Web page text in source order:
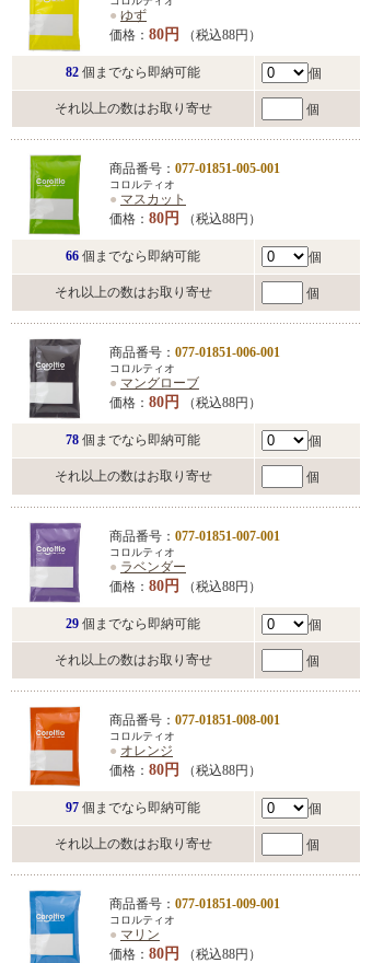
● ゆず
価格： 80円 （税込88円）
82 個までなら即納可能 個
それ以上の数はお取り寄せ 個
商品番号： 077-01851-005-001
コロルティオ
● マスカット
価格： 80円 （税込88円）
66 個までなら即納可能 個
それ以上の数はお取り寄せ 個
商品番号： 077-01851-006-001
コロルティオ
● マングローブ
価格： 80円 （税込88円）
78 個までなら即納可能 個
それ以上の数はお取り寄せ 個
商品番号： 077-01851-007-001
コロルティオ
● ラベンダー
価格： 80円 （税込88円）
29 個までなら即納可能 個
それ以上の数はお取り寄せ 個
商品番号： 077-01851-008-001
コロルティオ
● オレンジ
価格： 80円 （税込88円）
97 個までなら即納可能 個
それ以上の数はお取り寄せ 個
商品番号： 077-01851-009-001
コロルティオ
● マリン
価格： 80円 （税込88円）